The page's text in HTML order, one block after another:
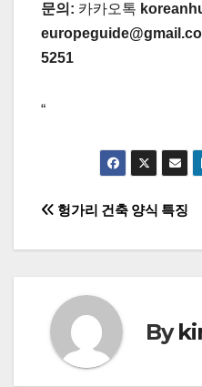
문의: 카카오톡
5251
“
글
탐
헝가리 건축 양식 특징
By